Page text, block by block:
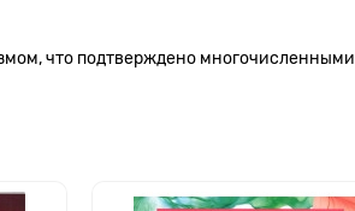
что подтверждено многочисленными